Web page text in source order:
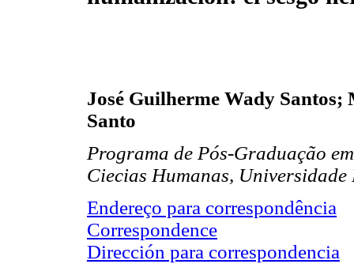
José Guilherme Wady Santos;
Santo
Programa de Pós-Graduação
Ciecias Humanas,
Endereço para correspondência
Correspondence
Dirección para correspondencia